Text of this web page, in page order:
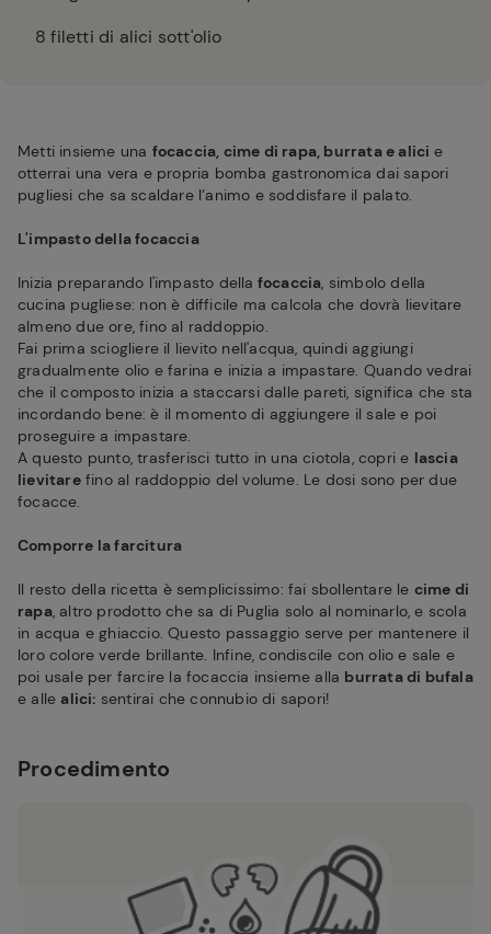
8 filetti di alici sott'olio
Metti insieme una focaccia, cime di rapa, burrata e alici e
otterrai una vera e propria bomba gastronomica dai sapori
pugliesi che sa scaldare l’animo e soddisfare il palato.
L'impasto della focaccia
Inizia preparando l'impasto della focaccia, simbolo della
cucina pugliese: non è difficile ma calcola che dovrà lievitare
almeno due ore, fino al raddoppio.
Fai prima sciogliere il lievito nell'acqua, quindi aggiungi
gradualmente olio e farina e inizia a impastare. Quando vedrai
che il composto inizia a staccarsi dalle pareti, significa che sta
incordando bene: è il momento di aggiungere il sale e poi
proseguire a impastare.
A questo punto, trasferisci tutto in una ciotola, copri e lascia
lievitarefino al raddoppio del volume. Le dosi sono per due
focacce.
Comporre la farcitura
Il resto della ricetta è semplicissimo: fai sbollentare le cime di
rapa, altro prodotto che sa di Puglia solo al nominarlo, e scola
in acqua e ghiaccio. Questo passaggio serve per mantenere il
loro colore verde brillante. Infine, condiscile con olio e sale e
poi usale per farcire la focaccia insieme alla burrata di bufala
e allealici: sentirai che connubio di sapori!
Procedimento